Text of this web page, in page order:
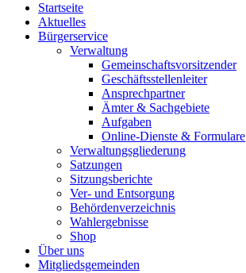
Startseite
Aktuelles
Bürgerservice
Verwaltung
Gemeinschaftsvorsitzender
Geschäftsstellenleiter
Ansprechpartner
Ämter & Sachgebiete
Aufgaben
Online-Dienste & Formulare
Verwaltungsgliederung
Satzungen
Sitzungsberichte
Ver- und Entsorgung
Behördenverzeichnis
Wahlergebnisse
Shop
Über uns
Mitgliedsgemeinden